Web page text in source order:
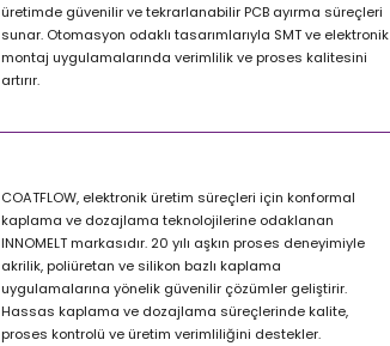
üretimde güvenilir ve tekrarlanabilir PCB ayırma süreçleri
sunar. Otomasyon odaklı tasarımlarıyla SMT ve elektronik
montaj uygulamalarında verimlilik ve proses kalitesini
artırır.
COATFLOW, elektronik üretim süreçleri için konformal
kaplama ve dozajlama teknolojilerine odaklanan
INNOMELT markasıdır. 20 yılı aşkın proses deneyimiyle
akrilik, poliüretan ve silikon bazlı kaplama
uygulamalarına yönelik güvenilir çözümler geliştirir.
Hassas kaplama ve dozajlama süreçlerinde kalite,
proses kontrolü ve üretim verimliliğini destekler.